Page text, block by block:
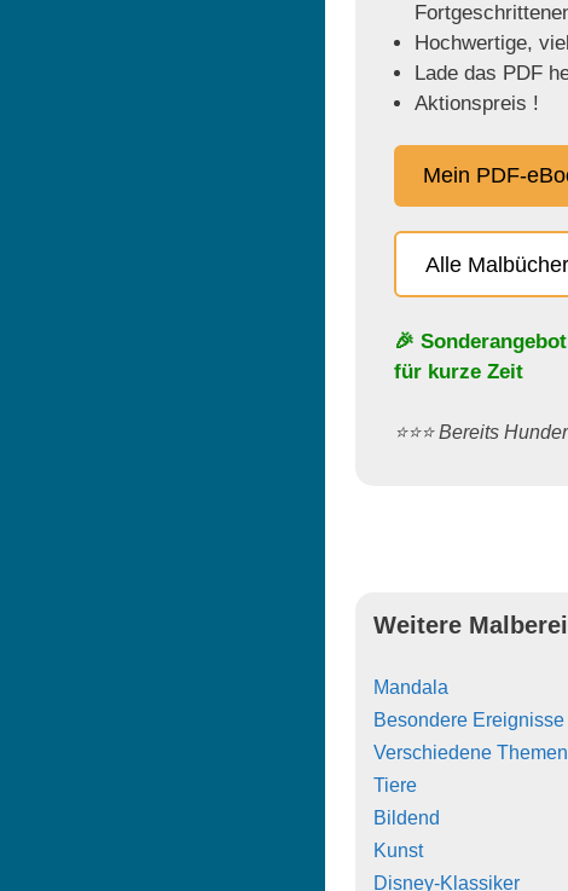
Hochwertige,
Lade das PDF
Aktionspreis !
Mein PDF-
Alle
🎉
für kurze Zeit
⭐️⭐️⭐️ Bereits
Weitere
Mandala
Besondere Ereignisse
Verschiedene Themen
Tiere
Bildend
Kunst
Disney-Klassiker